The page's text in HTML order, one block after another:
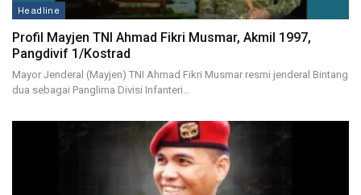
Headline
Profil Mayjen TNI Ahmad Fikri Musmar, Akmil 1997,
Pangdivif 1/Kostrad
Mayor Jenderal (Mayjen) TNI Ahmad Fikri Musmar resmi jenderal Bintang
dua sebagai Panglima Divisi Infanteri…